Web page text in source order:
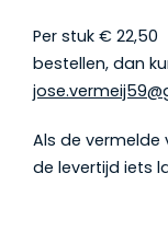
Per stuk €
bestellen, dan
Als de vermelde
de levertijd iets